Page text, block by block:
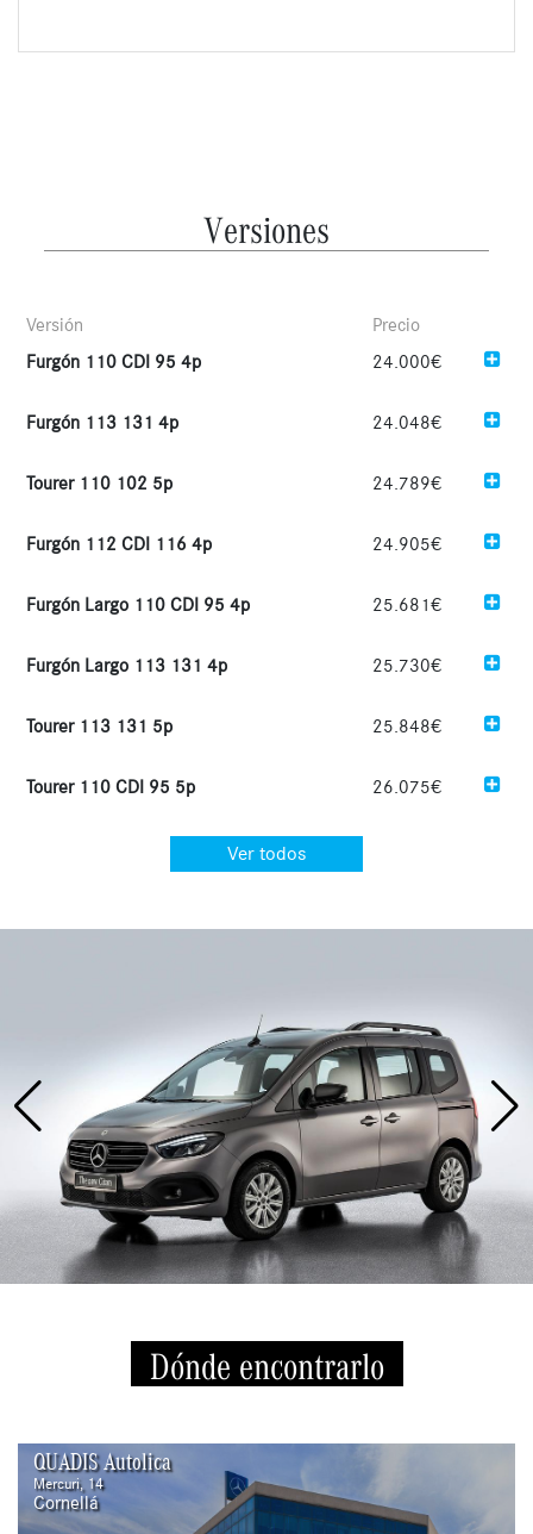
Versiones
Versión
Precio
Furgón 110 CDI 95 4p
24.000€
Furgón 113 131 4p 24.048€
Tourer 110 102 5p 24.789€
Furgón 112 CDI 116 4p 24.905€
Furgón Largo 110 CDI 95 4p 25.681€
Furgón Largo 113 131 4p 25.730€
Tourer 113 131 5p 25.848€
Tourer 110 CDI 95 5p 26.075€
Ver todos
Dónde encontrarlo
QUADIS Autolica
Mercuri, 14
Cornellá